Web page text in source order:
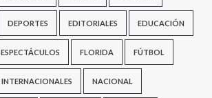
DEPORTES EDITORIALES EDUCACIÓN
ESPECTÁCULOS FLORIDA FÚTBOL
INTERNACIONALES NACIONAL